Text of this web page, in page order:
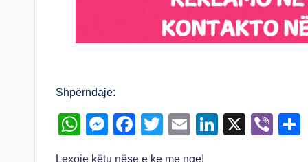
Shpërndaje:
W
M
F
T
E
Li
X
Vi
Lexoje këtu nëse e ke me nge!